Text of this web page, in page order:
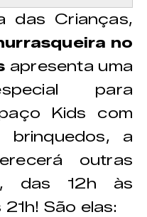
das Crianças,
no
apresenta uma
para
Kids com
brinquedos, a
outras
das 12h às
São elas: